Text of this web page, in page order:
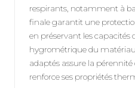
respirants, notamment à
finale garantit une
en préservant les capacités
hygrométrique du
adaptés assure la
renforce ses propriétés